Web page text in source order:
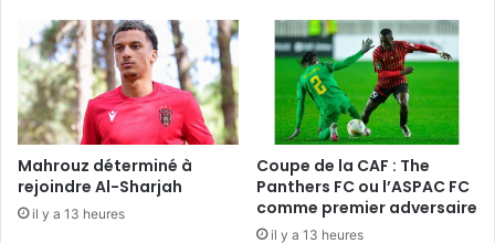
Mahrouz déterminé à
rejoindre Al-Sharjah
il y a 13 heures
Coupe de la CAF : The
Panthers FC ou l’ASPAC FC
comme premier adversaire
il y a 13 heures